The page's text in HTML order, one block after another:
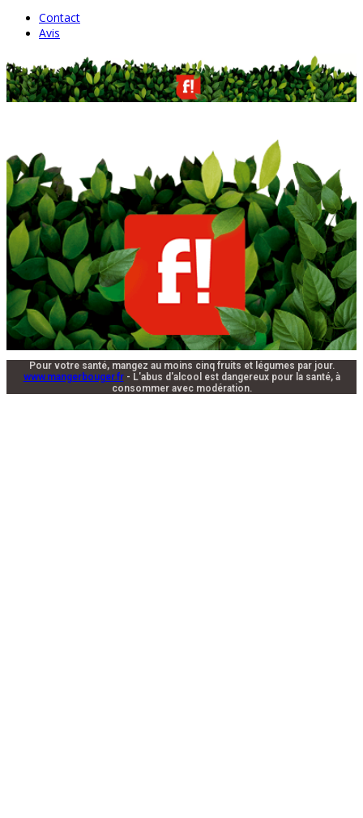
Contact
Avis
Pour votre santé, mangez au moins cinq fruits et légumes par jour.
www.mangerbouger.fr- L'abus d'alcool est dangereux pour la santé, à
consommer avec modération.